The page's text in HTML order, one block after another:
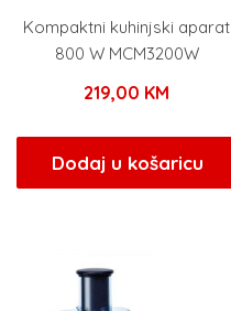
Kompaktni kuhinjski aparat
800 W MCM3200W
219,00 KM
Dodaj u košaricu